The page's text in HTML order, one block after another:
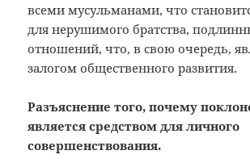
всеми мусульманами, что
для нерушимого братства,
отношений, что, в свою очередь,
залогом общественного развития.
Разъяснение того, почему
является средством для личного
совершенствования.